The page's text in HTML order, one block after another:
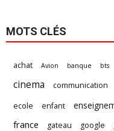
MOTS CLÉS
achat Avion banque bts
cinema communication
ecole enfant
france
gateau google